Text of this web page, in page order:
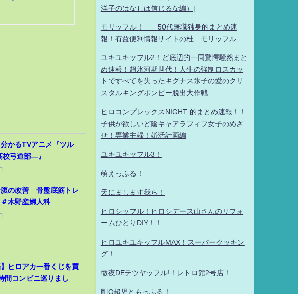
かるTVアニメ『ツル
弓道部―』
腹の改善 骨盤底筋トレ
木野産婦人科
ヒロアカ一番くじを買
間コンビニ巡りまし
洋子のはなしは信じるな編）]
モリッフル！ 50代無職独身的まとめ速
報！有益便利情報サイトの杜 モリッフル
ユキユキッフル2！ど底辺的一同驚愕騒然まと
め速報！超氷河期世代！人生の強制ロスカッ
トですべてを失ったキグナス氷子の愛のクリ
スタルキングボンビー脱出大作戦
ヒロコンプレックスNIGHT 的まとめ速報！！
子供が欲しいど陰キャアラフィフ女子のめざ
せ！専業主婦！婚活計画編
ユキユキッフル3！
萌えっふる！
天にまします我ら！
ヒロシッフル！ヒロシデース山さんのリフォ
ームひとりDIY！！
ヒロユキユキッフルMAX！スーパークッキン
グ！
徹夜DEテツヤッフル!！レトロ館2号店！
剛Q超児ともっふる！